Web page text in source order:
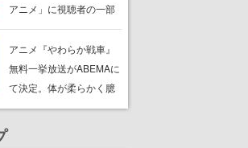
アニメ」に視聴者の一部
から批判意見。違法薬物
の使用と思わしき描写も
含めて、BPOが議論を交
わす
アニメ『やわらか戦車』
無料一挙放送がABEMAに
て決定。体が柔らかく臆
病な謎の兵器「やわらか